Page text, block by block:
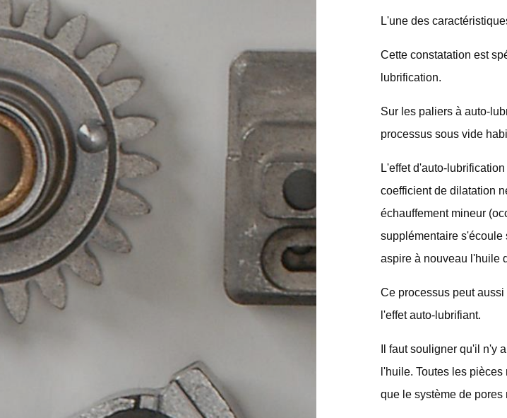
L'une des
Cette constatation est
lubrification.
Sur les paliers à auto-
processus sous vide
L'effet d'auto-
coefficient de dilatation
échauffement mineur
supplémentaire s'écoule
aspire à nouveau l'huile
Ce processus peut
l'effet auto-lubrifiant.
Il faut souligner qu'il n'y
l'huile. Toutes les
que le système de pores